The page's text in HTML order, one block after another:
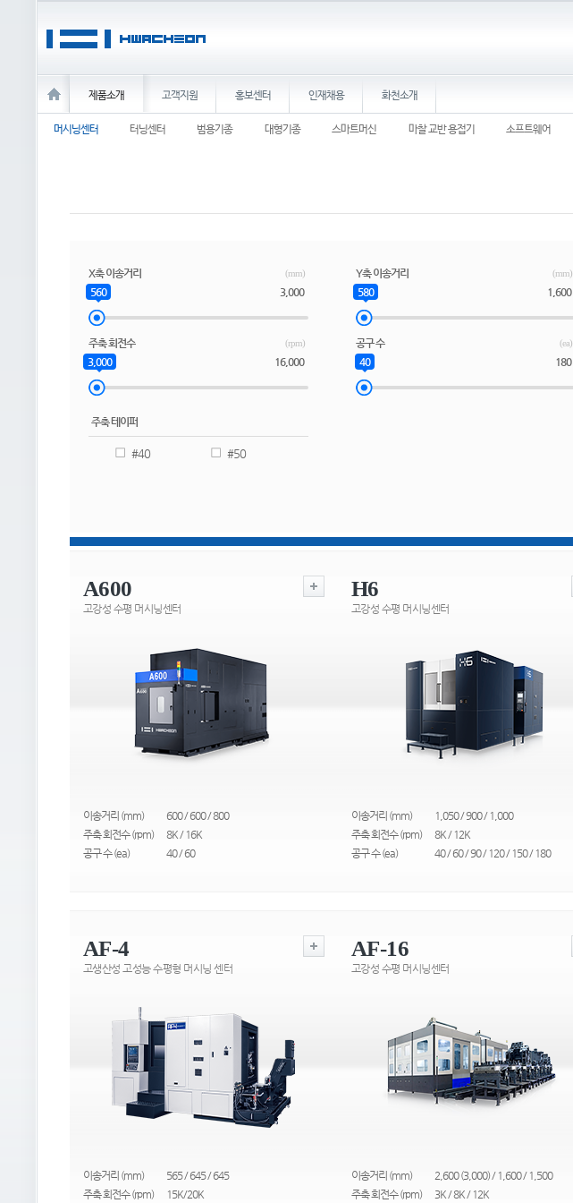
제품소개
머시닝센터 터닝센터 범용기종 대형기종 스마트머신 마찰 교반 용접기 소프트웨어
고객지원 홍보센터 인재채용 화천소개
X축 이송거리 (mm)
3,000
560
Y축 이송거리 (mm)
1,600
580
주축 회전수 (rpm)
16,000
3,000
공구 수 (ea)
180
40
주축 테이퍼
#40 #50
A600
고강성 수평 머시닝센터
이송거리 (mm)
600 / 600 / 800
주축 회전수 (rpm)
8K / 16K
공구 수 (ea)
40 / 60
H6
고강성 수평 머시닝센터
이송거리 (mm)
1,050 / 900 / 1,000
주축 회전수 (rpm)
8K / 12K
공구 수 (ea)
40 / 60 / 90 / 120 / 150 / 180
AF-4
고생산성 고성능 수평형 머시닝 센터
이송거리 (mm)
565 / 645 / 645
주축 회전수 (rpm)
15K/20K
AF-16
고강성 수평 머시닝센터
이송거리 (mm)
2,600 (3,000) / 1,600 / 1,500
주축 회전수 (rpm)
3K / 8K / 12K